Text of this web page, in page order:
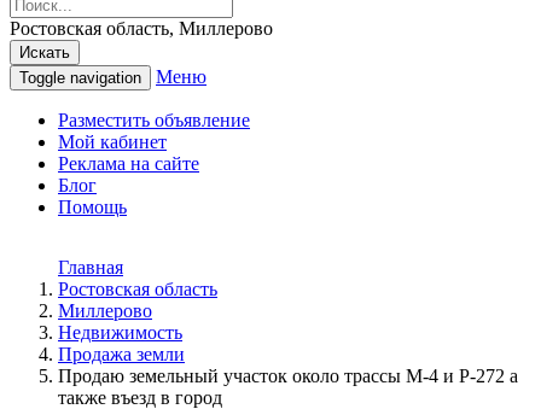
Ростовская область, Миллерово
Искать
Toggle navigation
Меню
Разместить объявление
Мой кабинет
Реклама на сайте
Блог
Помощь
Главная
Ростовская область
Миллерово
Недвижимость
Продажа земли
Продаю земельный участок около трассы М-4 и Р-272 а
также въезд в город